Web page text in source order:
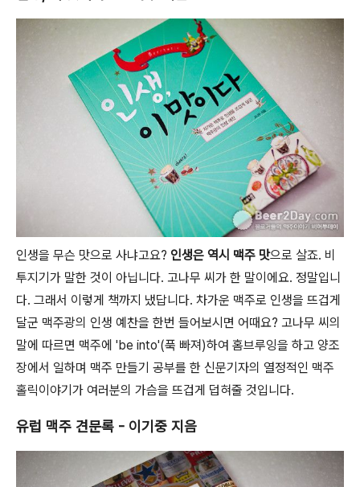
인생을 무슨 맛으로 사냐고요? 인생은 역시 맥주 맛으로 살죠. 비
투지기가 말한 것이 아닙니다. 고나무 씨가 한 말이에요. 정말입니
다. 그래서 이렇게 책까지 냈답니다. 차가운 맥주로 인생을 뜨겁게
달군 맥주광의 인생 예찬을 한번 들어보시면 어때요? 고나무 씨의
말에 따르면 맥주에 'be into'(푹 빠져)하여 홈브루잉을 하고 양조
장에서 일하며 맥주 만들기 공부를 한 신문기자의 열정적인 맥주
홀릭이야기가 여러분의 가슴을 뜨겁게 덥혀줄 것입니다.
유럽 맥주 견문록 - 이기중 지음